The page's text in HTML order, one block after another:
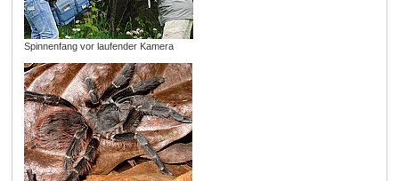
Spinnenfang vor laufender Kamera